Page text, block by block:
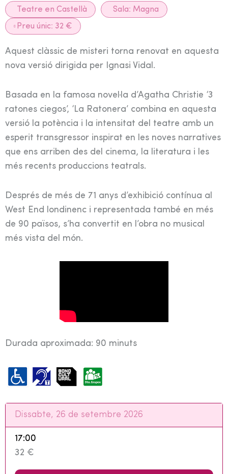
Teatre en Castellà Sala: Magna
Preu únic: 32 €
Aquest clàssic de misteri torna renovat en aquesta
nova versió dirigida per Ignasi Vidal.
Basada en la famosa novel·la d’Agatha Christie ‘3
ratones ciegos’, ‘La Ratonera’ combina en aquesta
versió la potència i la intensitat del teatre amb un
esperit transgressor inspirat en les noves narratives
que ens arriben des del cinema, la literatura i les
més recents produccions teatrals.
Després de més de 71 anys d’exhibició contínua al
West End londinenc i representada també en més
de 90 països, s’ha convertit en l’obra no musical
més vista del món.
Durada aproximada: 90 minuts
Dissabte, 26 de setembre 2026
17:00
32 €